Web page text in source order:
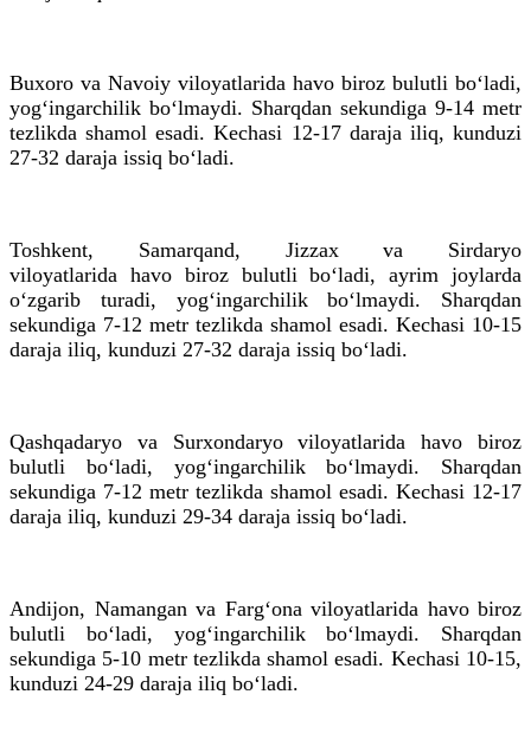
Buxoro va Navoiy viloyatlarida havo biroz bulutli bo‘ladi,
yog‘ingarchilik bo‘lmaydi. Sharqdan sekundiga 9-14 metr
tezlikda shamol esadi. Kechasi 12-17 daraja iliq, kunduzi
27-32 daraja issiq bo‘ladi.
Toshkent, Samarqand, Jizzax va Sirdaryo
viloyatlarida havo biroz bulutli bo‘ladi, ayrim joylarda
o‘zgarib turadi, yog‘ingarchilik bo‘lmaydi. Sharqdan
sekundiga 7-12 metr tezlikda shamol esadi. Kechasi 10-15
daraja iliq, kunduzi 27-32 daraja issiq bo‘ladi.
Qashqadaryo va Surxondaryo viloyatlarida havo biroz
bulutli bo‘ladi, yog‘ingarchilik bo‘lmaydi. Sharqdan
sekundiga 7-12 metr tezlikda shamol esadi. Kechasi 12-17
daraja iliq, kunduzi 29-34 daraja issiq bo‘ladi.
Andijon, Namangan va Farg‘ona viloyatlarida havo biroz
bulutli bo‘ladi, yog‘ingarchilik bo‘lmaydi. Sharqdan
sekundiga 5-10 metr tezlikda shamol esadi. Kechasi 10-15,
kunduzi 24-29 daraja iliq bo‘ladi.